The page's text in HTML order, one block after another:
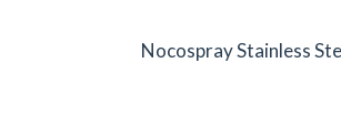
Nocospray Stainless